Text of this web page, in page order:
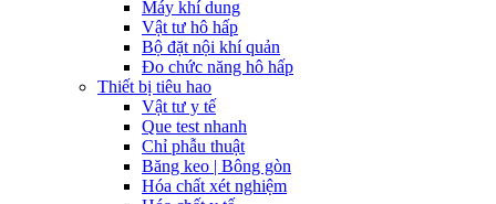
Máy khí dung
Vật tư hô hấp
Bộ đặt nội khí quản
Đo chức năng hô hấp
Thiết bị tiêu hao
Vật tư y tế
Que test nhanh
Chỉ phẫu thuật
Băng keo | Bông gòn
Hóa chất xét nghiệm